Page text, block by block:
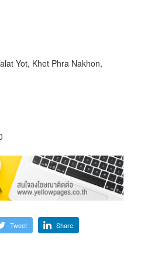
Yot, Khet Phra Nakhon,
Tweet Share